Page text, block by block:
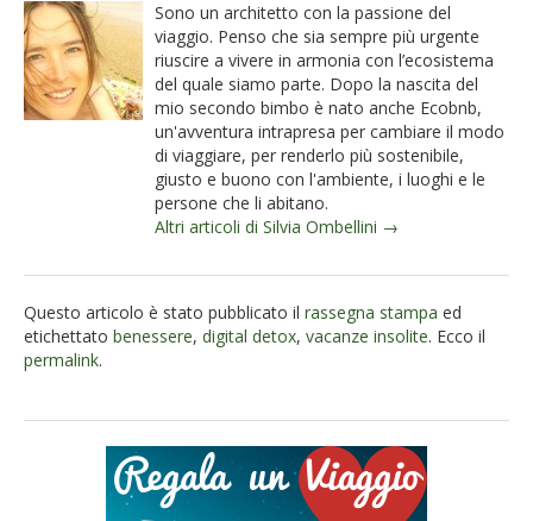
Sono un architetto con la passione del
viaggio. Penso che sia sempre più urgente
riuscire a vivere in armonia con l’ecosistema
del quale siamo parte. Dopo la nascita del
mio secondo bimbo è nato anche Ecobnb,
un'avventura intrapresa per cambiare il modo
di viaggiare, per renderlo più sostenibile,
giusto e buono con l'ambiente, i luoghi e le
persone che li abitano.
Altri articoli di Silvia Ombellini →
Questo articolo è stato pubblicato il rassegna stampa ed
etichettato benessere, digital detox, vacanze insolite. Ecco il
permalink.